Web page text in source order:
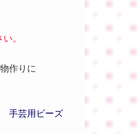
。
作りに
手芸用ビーズ